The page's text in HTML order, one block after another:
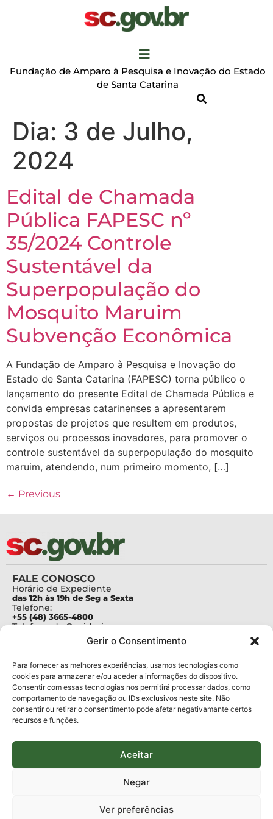
Gerir o Consentimento
Para fornecer as melhores experiências, usamos tecnologias como
cookies para armazenar e/ou aceder a informações do dispositivo.
Consentir com essas tecnologias nos permitirá processar dados, como
comportamento de navegação ou IDs exclusivos neste site. Não
consentir ou retirar o consentimento pode afetar negativamante certos
recursos e funções.
Aceitar
Negar
Ver preferências
Fundação de Amparo à Pesquisa e Inovação do Estado
de Santa Catarina
Dia: 3 de Julho,
2024
Edital de Chamada
Pública FAPESC nº
35/2024 Controle
Sustentável da
Superpopulação do
Mosquito Maruim
Subvenção Econômica
A Fundação de Amparo à Pesquisa e Inovação do
Estado de Santa Catarina (FAPESC) torna público o
lançamento do presente Edital de Chamada Pública e
convida empresas catarinenses a apresentarem
propostas de projetos que resultem em produtos,
serviços ou processos inovadores, para promover o
controle sustentável da superpopulação do mosquito
maruim, atendendo, num primeiro momento, […]
← Previous
FALE CONOSCO
Horário de Expediente
das 12h às 19h de Seg a Sexta
Telefone:
+55 (48) 3665-4800
Telefone da Ouvidoria
Para assuntos relacionados à Pesquisa
pesquisa@fapesc.sc.gov.br
Para assuntos relacionados à Inovação
inovacao@fapesc.sc.gov.br
Para assuntos relacionados à Bolsas
bolsas@fapesc.sc.gov.br
Para assuntos relacionados à Prestação de Contas
Para assuntos relacionados à Plataforma
plataforma@fapesc.sc.gov.br
Jair Artur da Silva dpo@fapesc.sc.gov.br 3665-4831
km 01, Módulo 12A, Edifício Fapesc / Celta, 5° andar